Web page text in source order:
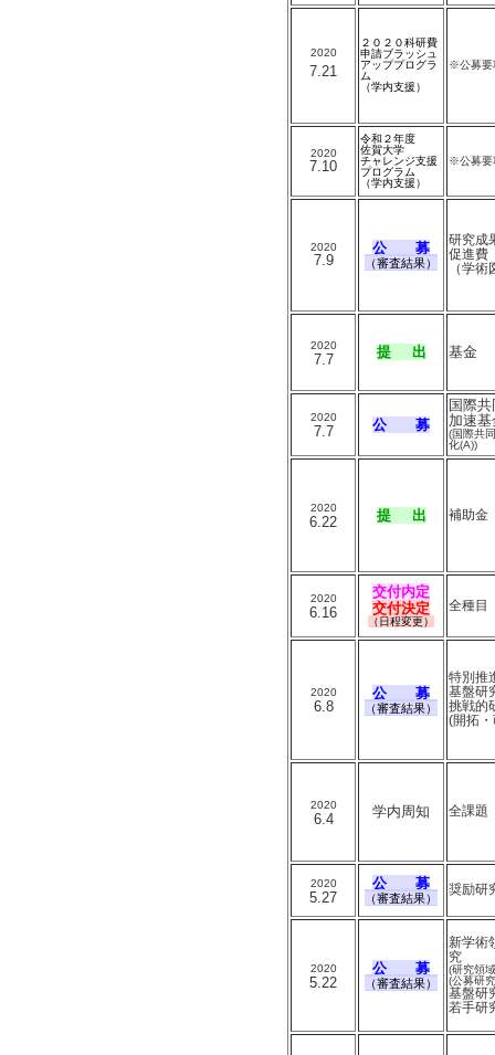
2020
7.21
２０２０科研費
申請ブラッシュ
アッププログラ
ム
（学内支援）
※公募要
2020
7.10
令和２年度
佐賀大学
チャレンジ支援
プログラム
（学内支援）
※公募要
2020
7.9
公 募
（審査結果）
研究成
促進費
（学
2020
7.7 提 出 基金
2020
7.7 公 募
国際
加速基
(国際共
化(A))
2020
6.22 提 出 補助金
2020
6.16
交付内定
交付決定
（日程変更）
全種目
2020
6.8
公 募
（審査結果）
特別推
基盤研
挑戦的
(開拓
2020
6.4 学内周知 全課題
2020
5.27
公 募
（審査結果）
奨励研
2020
5.22
公 募
（審査結果）
新学術
究
(研究領
(公募研
基盤研
若手研